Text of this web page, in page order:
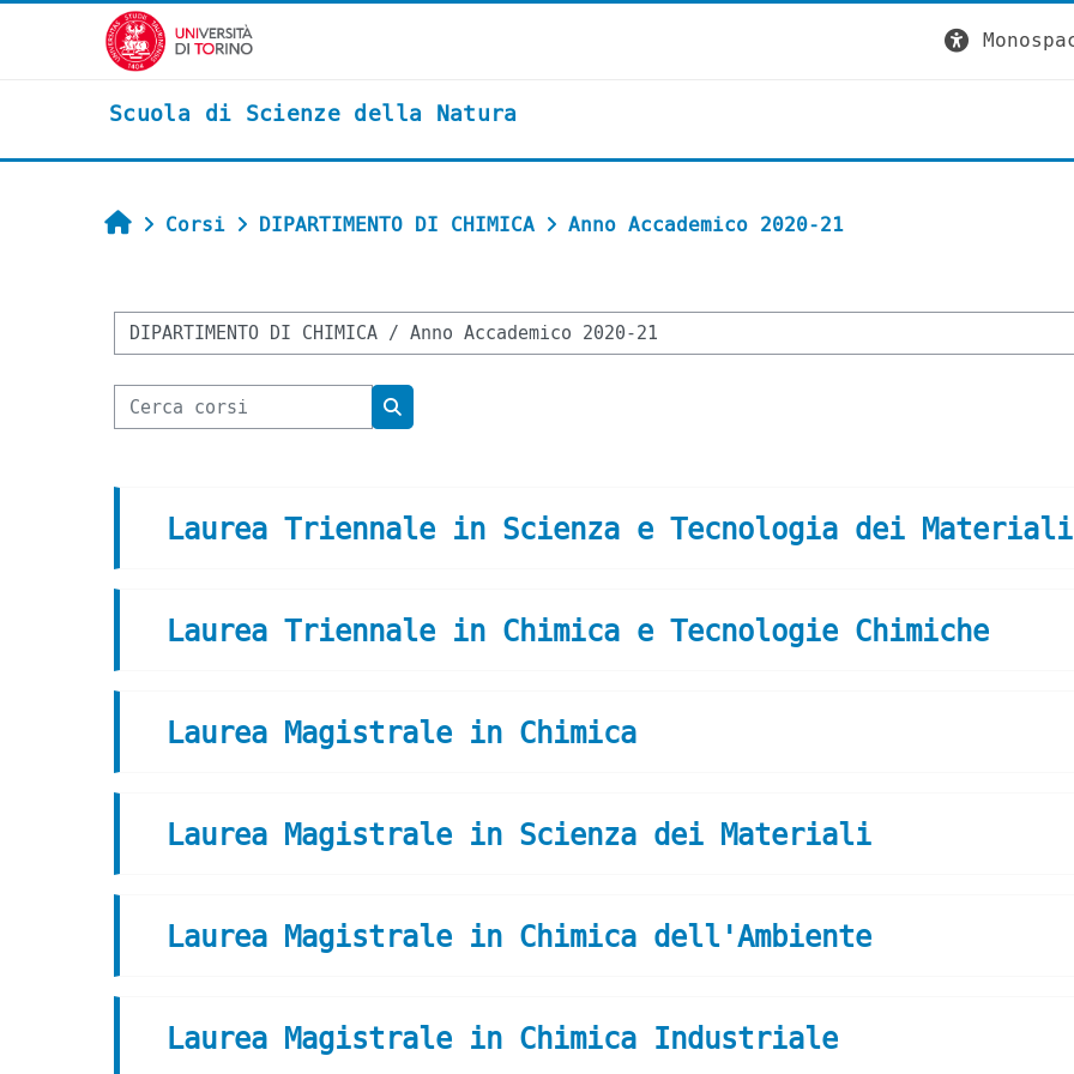
Vai al contenuto principale
Scuola di Scienze della Natura
Home
Corsi DIPARTIMENTO DI CHIMICA Anno Accademico 2020-21
Categorie di corso
Cerca corsi
Cerca corsi
Laurea Triennale in Scienza e Tecnologia dei Materiali
Laurea Triennale in Chimica e Tecnologie Chimiche
Laurea Magistrale in Chimica
Laurea Magistrale in Scienza dei Materiali
Laurea Magistrale in Chimica dell'Ambiente
Laurea Magistrale in Chimica Industriale